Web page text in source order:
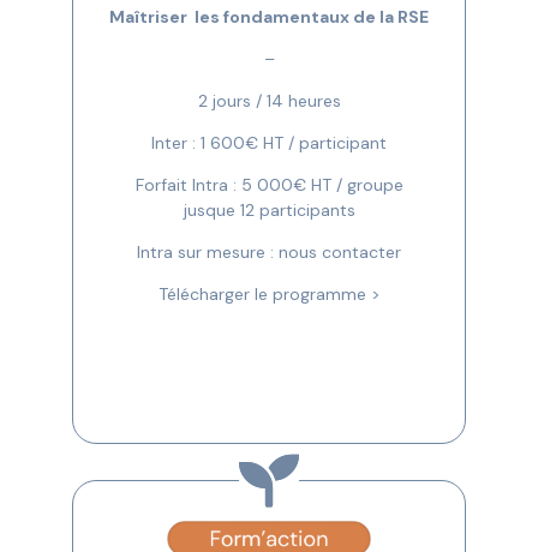
Maîtriser les fondamentaux de la RSE
–
2 jours / 14 heures
Inter : 1 600€ HT / participant
Forfait Intra : 5 000€ HT / groupe
jusque 12 participants
Intra sur mesure : nous contacter
Télécharger le programme >